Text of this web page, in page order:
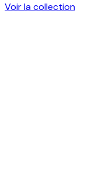
Voir la collection